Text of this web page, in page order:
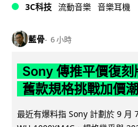
3C科技 流動音樂 音樂耳機
藍骨 6 小時
Sony 傳推平價復
舊款規格挑戰加價潮
最近有爆料指 Sony 計劃於 9 月